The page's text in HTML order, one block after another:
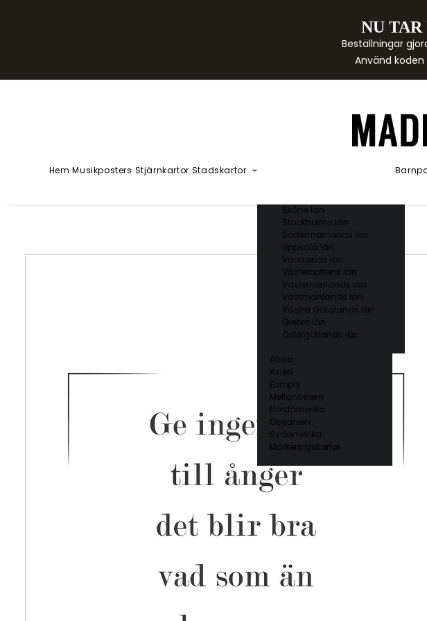
NU
Beställningar
Använd koden
Hem Musikposters Stjärnkartor Stadskartor
Skåne län
Stockholms län
Södermanlands län
Uppsala län
Vämlands län
Västerbottens län
Västernorrlands län
Västmanlands län
Västra Götalands län
Örebro län
Östergötlands län
Afrika
Asien
Europa
Mellanöstern
Nordamerika
Oceanien
Sydamerika
Markeringskartor